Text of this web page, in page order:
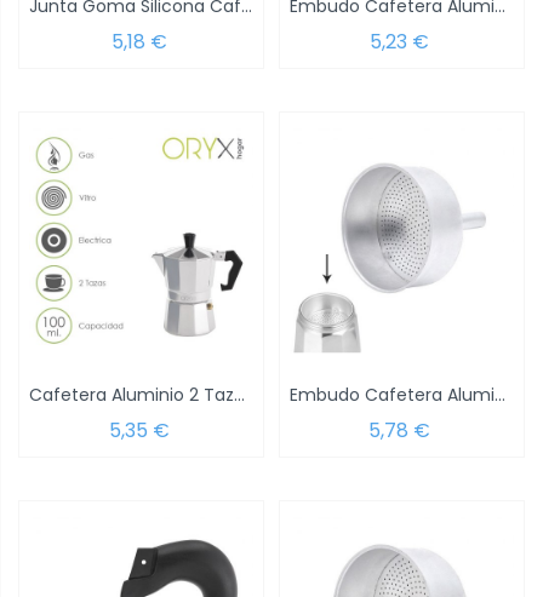
Junta Goma Silicona Cafetera Aluminio...
5,18 €
Embudo Cafetera Aluminio Classic /...
5,23 €
Cafetera Aluminio 2 Tazas (100 ml.) Classic
5,35 €
Embudo Cafetera Aluminio Classic /...
5,78 €